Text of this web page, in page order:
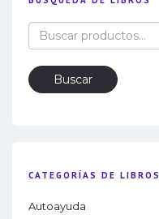
Buscar
por:
Buscar
CATEGORÍAS DE LIBROS
Autoayuda